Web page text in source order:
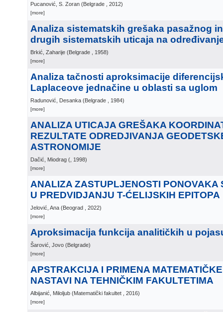
Pucanović, S. Zoran (Belgrade , 2012)
[more]
Analiza sistematskih grešaka pasažnog
drugih sistematskih uticaja na
Brkić, Zaharije (Belgrade , 1958)
[more]
Analiza tačnosti aproksimacije
Laplaceove jednačine u oblasti sa uglom
Radunović, Desanka (Belgrade , 1984)
[more]
ANALIZA UTICAJA GREŠAKA
REZULTATE ODREDJIVANJA
ASTRONOMIJE
Dačić, Miodrag ( , 1998)
[more]
ANALIZA ZASTUPLJENOSTI PONOVAKA
U PREDVIDJANJU T-ĆELIJSKIH EPITOPA
Jelović, Ana (Beograd , 2022)
[more]
Aproksimacija funkcija analitičkih u
Šarović, Jovo (Belgrade)
[more]
APSTRAKCIJA I PRIMENA
NASTAVI NA TEHNIČKIM FAKULTETIMA
Albijanić, Miloljub (Matematički fakultet , 2016)
[more]